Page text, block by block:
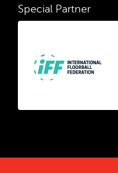
Special Partner